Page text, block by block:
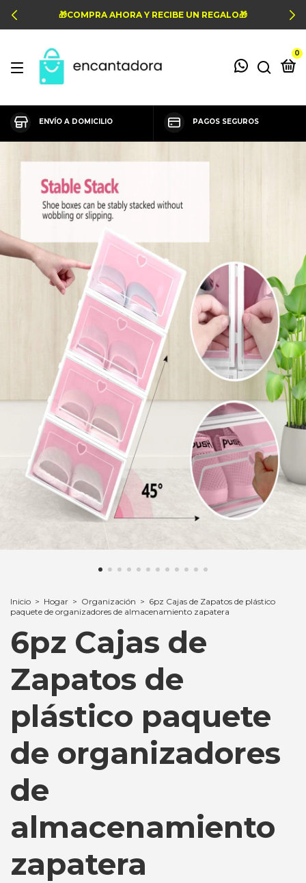
🎁COMPRA AHORA Y RECIBE UN REGALO🎁
0
ENVÍO A DOMICILIO PAGOS SEGUROS
Inicio > Hogar > Organización > 6pz Cajas de Zapatos de plástico
paquete de organizadores de almacenamiento zapatera
6pz Cajas de
Zapatos de
plástico paquete
de organizadores
de
almacenamiento
zapatera